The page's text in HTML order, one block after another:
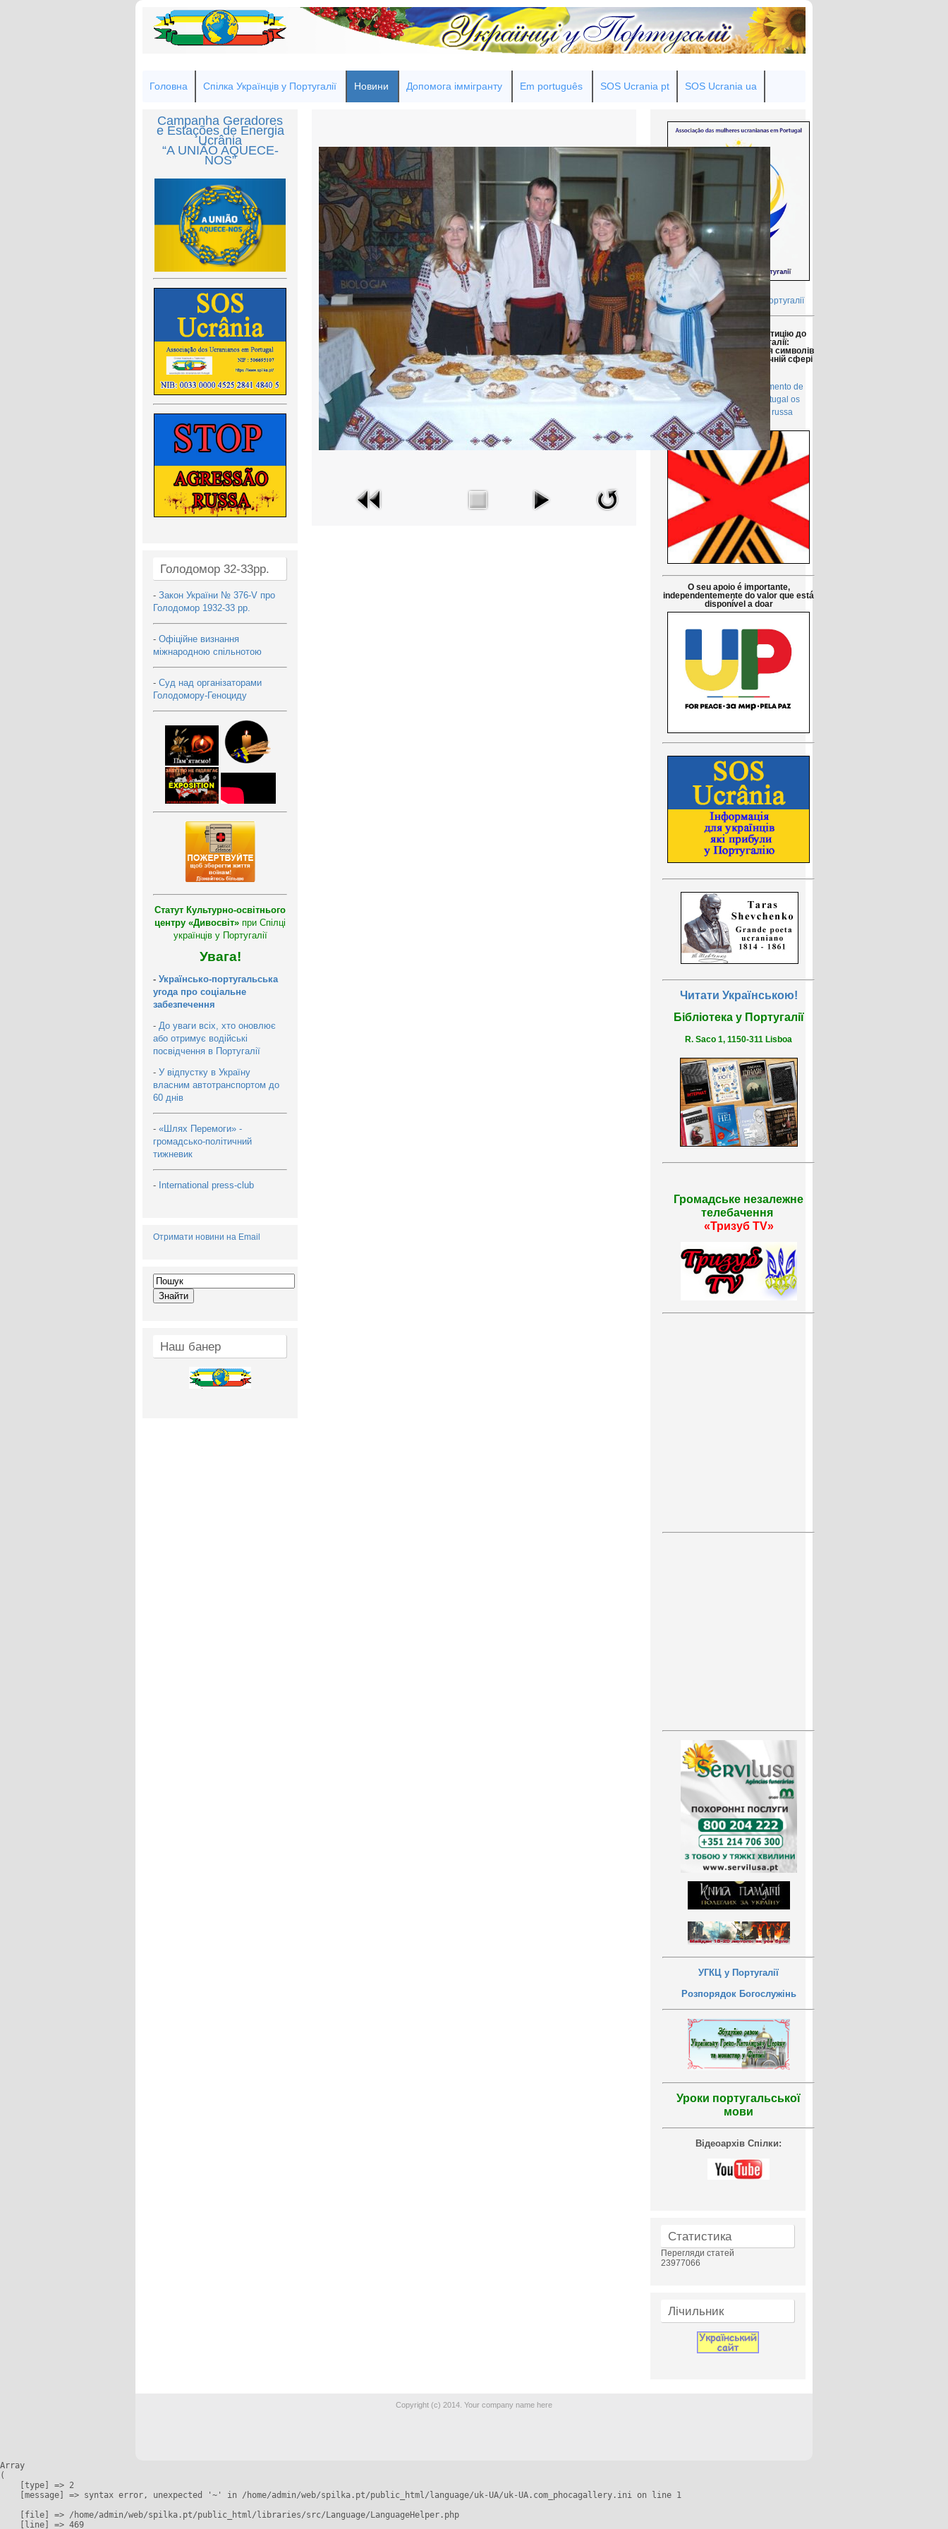
Головна Спілка Українців у Португалії Новини Допомога іммігранту Em português SOS Ucrania pt SOS Ucrania ua
Campanha Geradores
e Estações de Energia
Ucrânia
“A UNIÃO AQUECE-
NOS”
Голодомор 32-33рр.
- Закон України № 376-V про
Голодомор 1932-33 рр.
- Офіційне визнання
міжнародною спільнотою
- Суд над організаторами
Голодомору-Геноциду
Статут Культурно-освітнього
центру «Дивосвіт» при Спілці
українців у Португалії
Увага!
- Українсько-португальська
угода про соціальне
забезпечення
- До уваги всіх, хто оновлює
або отримує водійські
посвідчення в Португалії
- У відпустку в Україну
власним автотранспортом до
60 днів
- «Шлях Перемоги» -
громадсько-політичний
тижневик
- International press-club
Отримати новини на Email
Наш банер
Товариство українок у Португалії
Просимо підтримати петицію до
Парламенту Португалії:
Заборонити використання символів
російської агресії в публічній сфері
в Португалії
Petição pública Ao Parlamento de
Portugal: Proibir em Portugal os
símbolos da agressão russa
O seu apoio é importante,
independentemente do valor que está
disponível a doar
Читати Українською!
Бібліотека у Португалії
R. Saco 1, 1150-311 Lisboa
Громадське незалежне
телебачення
«Тризуб TV»
УГКЦ у Португалії
Розпорядок Богослужінь
Уроки португальської
мови
Відеоархів Спілки:
Статистика
Перегляди статей
23977066
Лічильник
Copyright (c) 2014. Your company name here
Array
(
    [type] => 2
    [message] => syntax error, unexpected '~' in /home/admin/web/spilka.pt/public_html/language/uk-UA/uk-UA.com_phocagallery.ini on line 1
    [file] => /home/admin/web/spilka.pt/public_html/libraries/src/Language/LanguageHelper.php
    [line] => 469